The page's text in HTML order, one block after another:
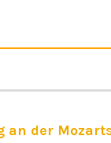
an der